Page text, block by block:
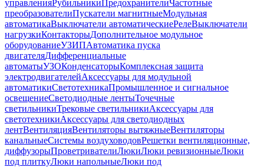
управленияРубильникиПредохранителиЧастотные
преобразователиПускатели магнитныеМодульная
автоматикаВыключатели автоматическиеРелеВыключатели
нагрузкиКонтакторыДополнительное модульное
оборудованиеУЗИПАвтоматика пуска
двигателяДифференциальные
автоматыУЗОКонденсаторыКомплексная защита
электродвигателейАксессуары для модульной
автоматикиСветотехникаПромышленное и сигнальное
освещениеСветодиодные лентыТочечные
светильникиТрековые светильникиАксессуары для
светотехникиАксессуары для светодиодных
лентВентиляцияВентиляторы вытяжныеВентиляторы
канальныеСистемы воздуховодовРешетки вентиляционные,
диффузорыПроветривателиЛюкиЛюки ревизионныеЛюки
под плиткуЛюки напольныеЛюки под